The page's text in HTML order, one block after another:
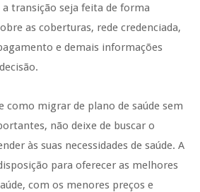
transição seja feita de forma
as coberturas, rede credenciada,
e demais informações
como migrar de plano de saúde sem
não deixe de buscar o
às suas necessidades de saúde. A
para oferecer as melhores
com os menores preços e